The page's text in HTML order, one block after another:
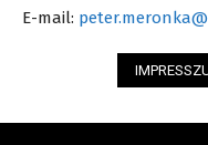
E-mail: